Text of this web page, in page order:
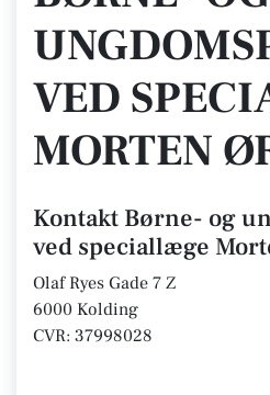
VED
MORTEN
Kontakt Børne- og
ved speciallæge
Olaf Ryes Gade 7 Z
6000 Kolding
CVR: 37998028